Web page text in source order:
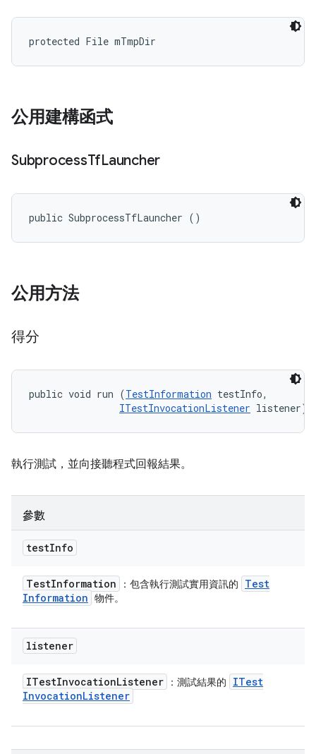
protected File mTmpDir
公用建構函式
SubprocessTfLauncher
public SubprocessTfLauncher ()
公用方法
得分
public void run (TestInformation testInfo,
ITestInvocationListener listener)
執行測試，並向接聽程式回報結果。
參數
testInfo
TestInformation ：包含執行測試實用資訊的
Test
Information 物件。
listener
ITestInvocationListener ：測試結果的
ITest
InvocationListener